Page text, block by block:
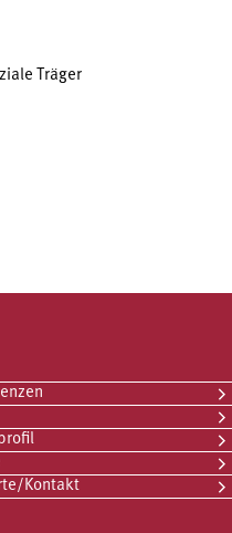
Träger
Kontakt